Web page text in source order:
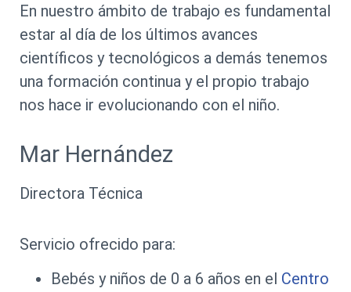
En nuestro ámbito de trabajo es fundamental
estar al día de los últimos avances
científicos y tecnológicos a demás tenemos
una formación continua y el propio trabajo
nos hace ir evolucionando con el niño.
Mar Hernández
Directora Técnica
Servicio ofrecido para:
Bebés y niños de 0 a 6 años en el Centro